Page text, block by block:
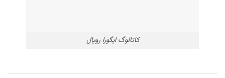
کاتالوگ ایگورا رویال